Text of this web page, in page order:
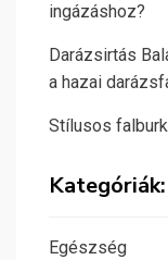
ingázáshoz?
Darázsirtás
a hazai
Stílusos
Kategóriák:
Egészség